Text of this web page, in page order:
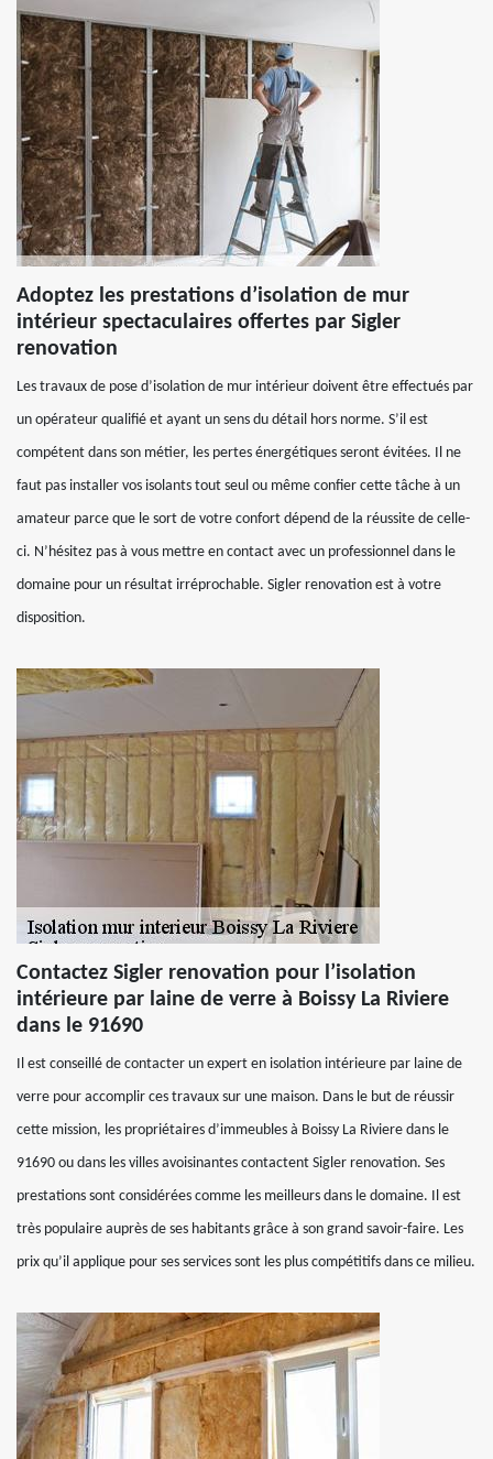
Adoptez les prestations d’isolation de mur
intérieur spectaculaires offertes par Sigler
renovation
Les travaux de pose d’isolation de mur intérieur doivent être effectués par
un opérateur qualifié et ayant un sens du détail hors norme. S’il est
compétent dans son métier, les pertes énergétiques seront évitées. Il ne
faut pas installer vos isolants tout seul ou même confier cette tâche à un
amateur parce que le sort de votre confort dépend de la réussite de celle-
ci. N’hésitez pas à vous mettre en contact avec un professionnel dans le
domaine pour un résultat irréprochable. Sigler renovation est à votre
disposition.
Contactez Sigler renovation pour l’isolation
intérieure par laine de verre à Boissy La Riviere
dans le 91690
Il est conseillé de contacter un expert en isolation intérieure par laine de
verre pour accomplir ces travaux sur une maison. Dans le but de réussir
cette mission, les propriétaires d’immeubles à Boissy La Riviere dans le
91690 ou dans les villes avoisinantes contactent Sigler renovation. Ses
prestations sont considérées comme les meilleurs dans le domaine. Il est
très populaire auprès de ses habitants grâce à son grand savoir-faire. Les
prix qu’il applique pour ses services sont les plus compétitifs dans ce milieu.